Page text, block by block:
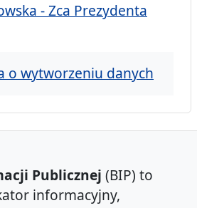
- Zca Prezydenta
o wytworzeniu danych
Publicznej (BIP) to
informacyjny,